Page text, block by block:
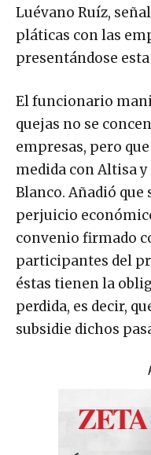
Luévano Ruíz,
pláticas con las
presentándose
El funcionario
quejas no se
empresas, pero
medida con Altisa
Blanco. Añadió
perjuicio
convenio firmado
participantes del
éstas tienen la
perdida, es decir,
subsidie dichos